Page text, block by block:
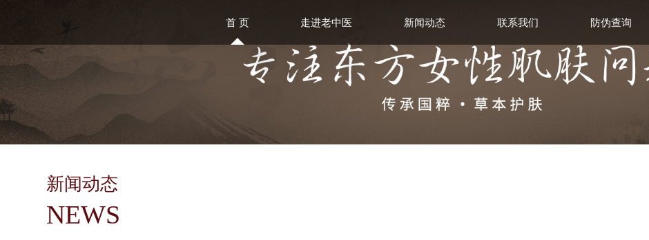
首 页 走进老中医 新闻动态 联系我们 防伪查询
新闻动态
NEWS